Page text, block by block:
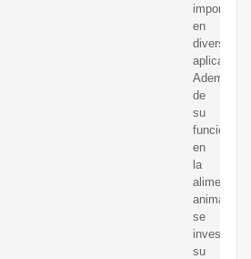
en
diversas
Además
de
su
función
en
la
animal,
se
investiga
su